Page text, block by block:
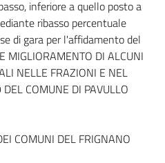
inferiore a quello posto a
ribasso percentuale
di gara per l'affidamento del
MIGLIORAMENTO DI ALCUNI
NELLE FRAZIONI E NEL
COMUNE DI PAVULLO
COMUNI DEL FRIGNANO